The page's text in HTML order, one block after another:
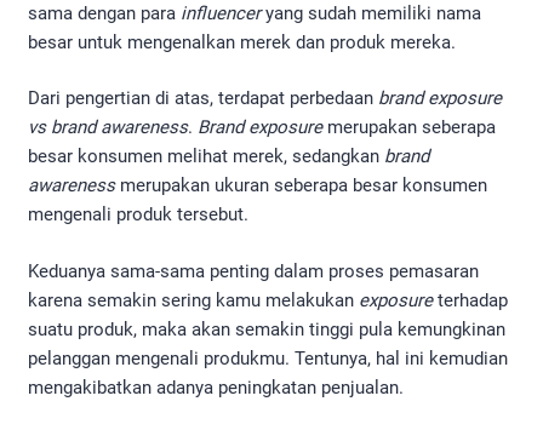
sama dengan para influenceryang sudah memiliki nama
besar untuk mengenalkan merek dan produk mereka.
Dari pengertian di atas, terdapat perbedaan brand exposure
vs brand awareness. Brand exposuremerupakan seberapa
besar konsumen melihat merek, sedangkan brand
awarenessmerupakan ukuran seberapa besar konsumen
mengenali produk tersebut.
Keduanya sama-sama penting dalam proses pemasaran
karena semakin sering kamu melakukan exposureterhadap
suatu produk, maka akan semakin tinggi pula kemungkinan
pelanggan mengenali produkmu. Tentunya, hal ini kemudian
mengakibatkan adanya peningkatan penjualan.